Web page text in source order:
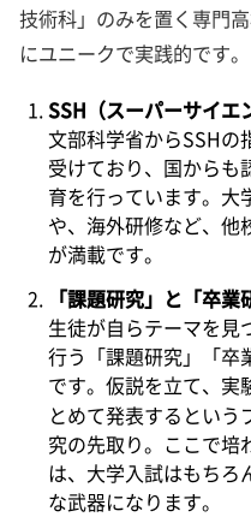
技術科」のみを置く専門
にユニークで実践的です。
SSH（スーパーサイエ
文部科学省からSSH
受けており、国からも
育を行っています。大
や、海外研修など、他
が満載です。
「課題研究」と「卒
生徒が自らテーマを見
行う「課題研究」「卒
です。仮説を立て、実
とめて発表するとい
究の先取り。ここで培
は、大学入試はもちろ
な武器になります。